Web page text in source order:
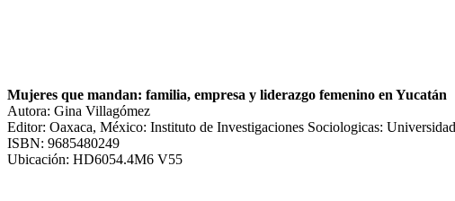
Mujeres que mandan: familia, empresa y liderazgo femenino en Yucatán
Autora: Gina Villagómez
Editor: Oaxaca, México: Instituto de Investigaciones Sociologicas:
ISBN: 9685480249
Ubicación: HD6054.4M6 V55